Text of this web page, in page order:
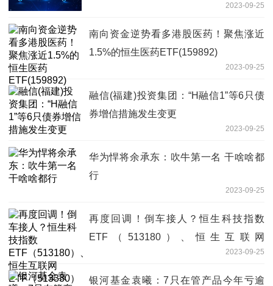
2023-09-25
南向资金逆势看多港股医药！聚焦涨近
1.5%的恒生医药ETF(159892)
2023-09-25
融信(福建)投资集团：“H融信1”等6只债
券增信措施发生变更
2023-09-25
华为悍将余承东：吹牛第一名 干啥啥都
行
2023-09-25
再度回调！倒车接人？恒生科技指数
ETF（513180）、恒生互联网
2023-09-25
银河基金袁曦：7只在管产品今年亏逾